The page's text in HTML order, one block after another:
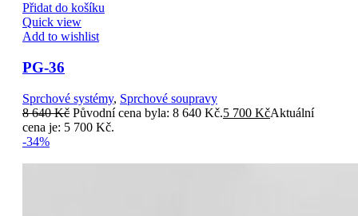
Přidat do košíku
Quick view
Add to wishlist
PG-36
Sprchové systémy, Sprchové soupravy
8 640Kč Původní cena byla: 8 640 Kč.5 700 KčAktuální
cena je: 5 700 Kč.
-34%